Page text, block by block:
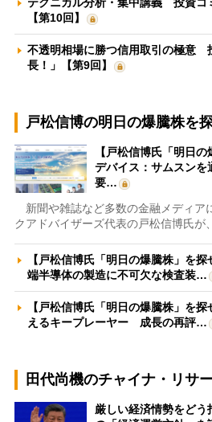
テクニカル分析・集中講義 投資コ
【第10回】
不透明相場に勝つ信用取引の極意
長！」【第9回】
戸松信博の明日の爆騰株を
【戸松信博氏「明日
デバイス：サムスン
要…
新聞や雑誌など多数の金融メディア
クアドバイザーズ代表の戸松信博氏が
【戸松信博氏「明日の爆騰株」を
端半導体の製造に不可欠な検査装…
【戸松信博氏「明日の爆騰株」を
えるキープレーヤー 成長の再評…
田代尚機のチャイナ・リサ
厳しい経済情勢をどう